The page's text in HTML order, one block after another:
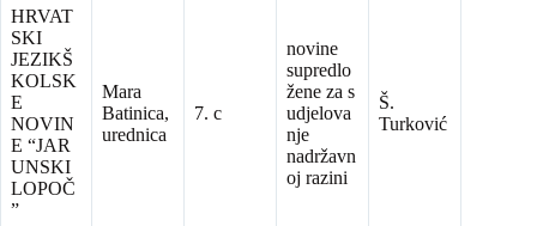
HRVAT
SKI
JEZIKŠ
KOLSK
E
NOVIN
E “JAR
UNSKI
LOPOČ
”
Mara
Batinica,
urednica
7. c
novine
supredlo
žene za s
udjelova
nje
nadržavn
oj razini
Š.
Turković